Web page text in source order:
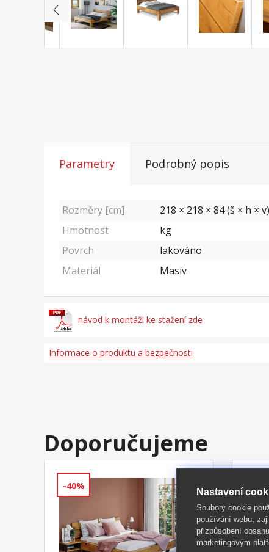
Parametry Podrobný popis
Rozměry [cm]
218 × 218 × 84 (š × h × v)
Hmotnost
kg
Povrch
lakováno
Materiál
Masiv
návod k montáži ke stažení zde
Informace o produktu a bezpečnosti
Doporučujeme
-40% -
Nastavení
Soubory cookie
používání webu,
přizpůsobení
marketingovým